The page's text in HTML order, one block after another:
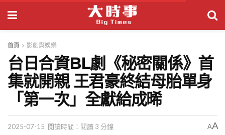
首頁 影劇與娛樂
台日合資BL劇《秘密關係》首
集就開親 王君豪終結母胎單身
「第一次」全獻給成晞
2025-07-15 閱讀時間：閱讀 3 分鐘 AA